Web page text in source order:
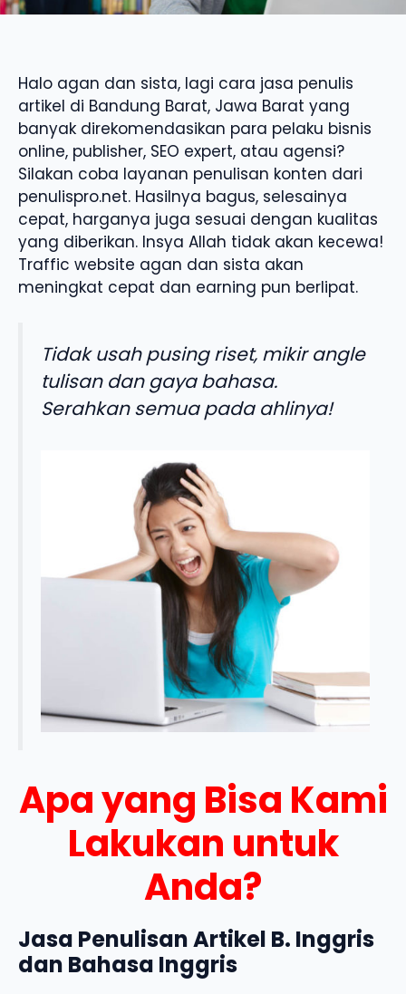
Halo agan dan sista, lagi cara jasa penulis
artikel di Bandung Barat, Jawa Barat yang
banyak direkomendasikan para pelaku bisnis
online, publisher, SEO expert, atau agensi?
Silakan coba layanan penulisan konten dari
penulispro.net. Hasilnya bagus, selesainya
cepat, harganya juga sesuai dengan kualitas
yang diberikan. Insya Allah tidak akan kecewa!
Traffic website agan dan sista akan
meningkat cepat dan earning pun berlipat.
Tidak usah pusing riset, mikir angle
tulisan dan gaya bahasa.
Serahkan semua pada ahlinya!
Apa yang Bisa Kami
Lakukan untuk
Anda?
Jasa Penulisan Artikel B. Inggris
dan Bahasa Inggris